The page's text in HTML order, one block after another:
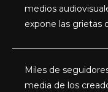
medios
expone las grietas
Miles de
media de los